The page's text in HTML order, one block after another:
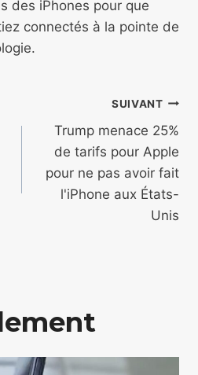
des iPhones pour que
connectés à la pointe de
SUIVANT
Trump menace 25%
de tarifs pour Apple
pour ne pas avoir fait
l'iPhone aux États-
Unis